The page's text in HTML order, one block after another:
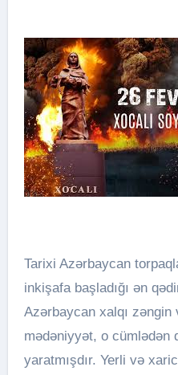
Tarixi Azərbaycan
inkişafa başladığı ən
Azərbaycan xalqı zəngin
mədəniyyət, o cümlədən
yaratmışdır. Yerli və